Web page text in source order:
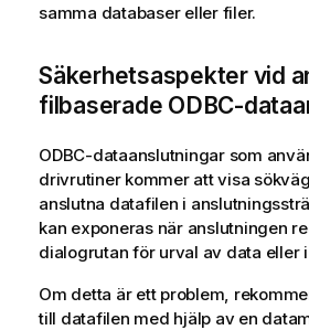
samma databaser eller filer.
Säkerhetsaspekter vid
filbaserade ODBC-
ODBC-dataanslutningar som
drivrutiner kommer att visa
anslutna datafilen i
kan exponeras när anslutningen
dialogrutan för urval av data eller
Om detta är ett problem,
till datafilen med hjälp av en